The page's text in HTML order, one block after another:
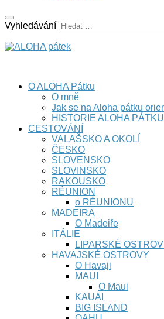
Vyhledávání
O ALOHA Pátku
O mně
Jak se na Aloha pátku
HISTORIE ALOHA PÁTKU
CESTOVÁNÍ
VALAŠSKO A OKOLÍ
ČESKO
SLOVENSKO
SLOVINSKO
RAKOUSKO
RÉUNION
o RÉUNIONU
MADEIRA
O Madeiře
ITÁLIE
LIPARSKÉ
HAVAJSKÉ OSTROVY
O Havaji
MAUI
O Maui
KAUAI
BIG ISLAND